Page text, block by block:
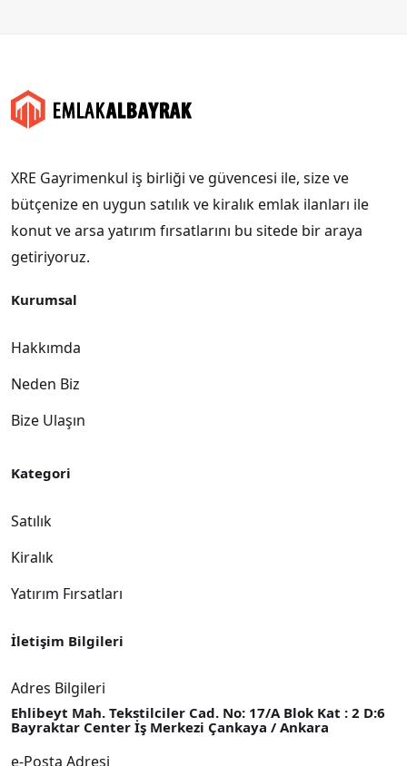
XRE Gayrimenkul iş birliği ve güvencesi ile, size ve
bütçenize en uygun satılık ve kiralık emlak ilanları ile
konut ve arsa yatırım fırsatlarını bu sitede bir araya
getiriyoruz.
Kurumsal
Hakkımda
Neden Biz
Bize Ulaşın
Kategori
Satılık
Kiralık
Yatırım Fırsatları
İletişim Bilgileri
Adres Bilgileri
Ehlibeyt Mah. Tekstilciler Cad. No: 17/A Blok Kat : 2 D:6
Bayraktar Center İş Merkezi Çankaya / Ankara
e-Posta Adresi